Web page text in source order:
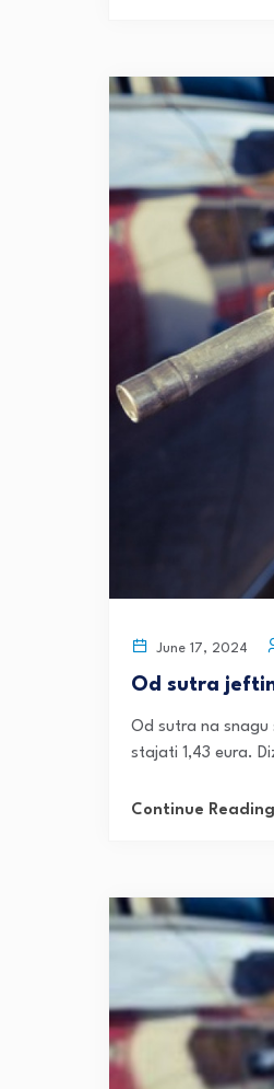
June 17, 2024
Od sutra
Od sutra na snagu
stajati 1,43 eura.
Continue Reading